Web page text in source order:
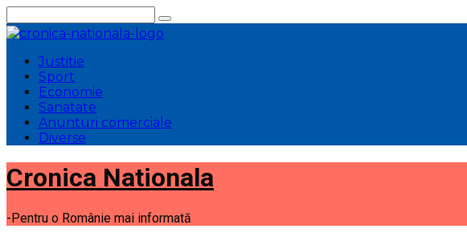
la
conținut
Justitie
Sport
Economie
Sanatate
Anunturi comerciale
Diverse
Cronica Nationala
-Pentru o Românie mai informată